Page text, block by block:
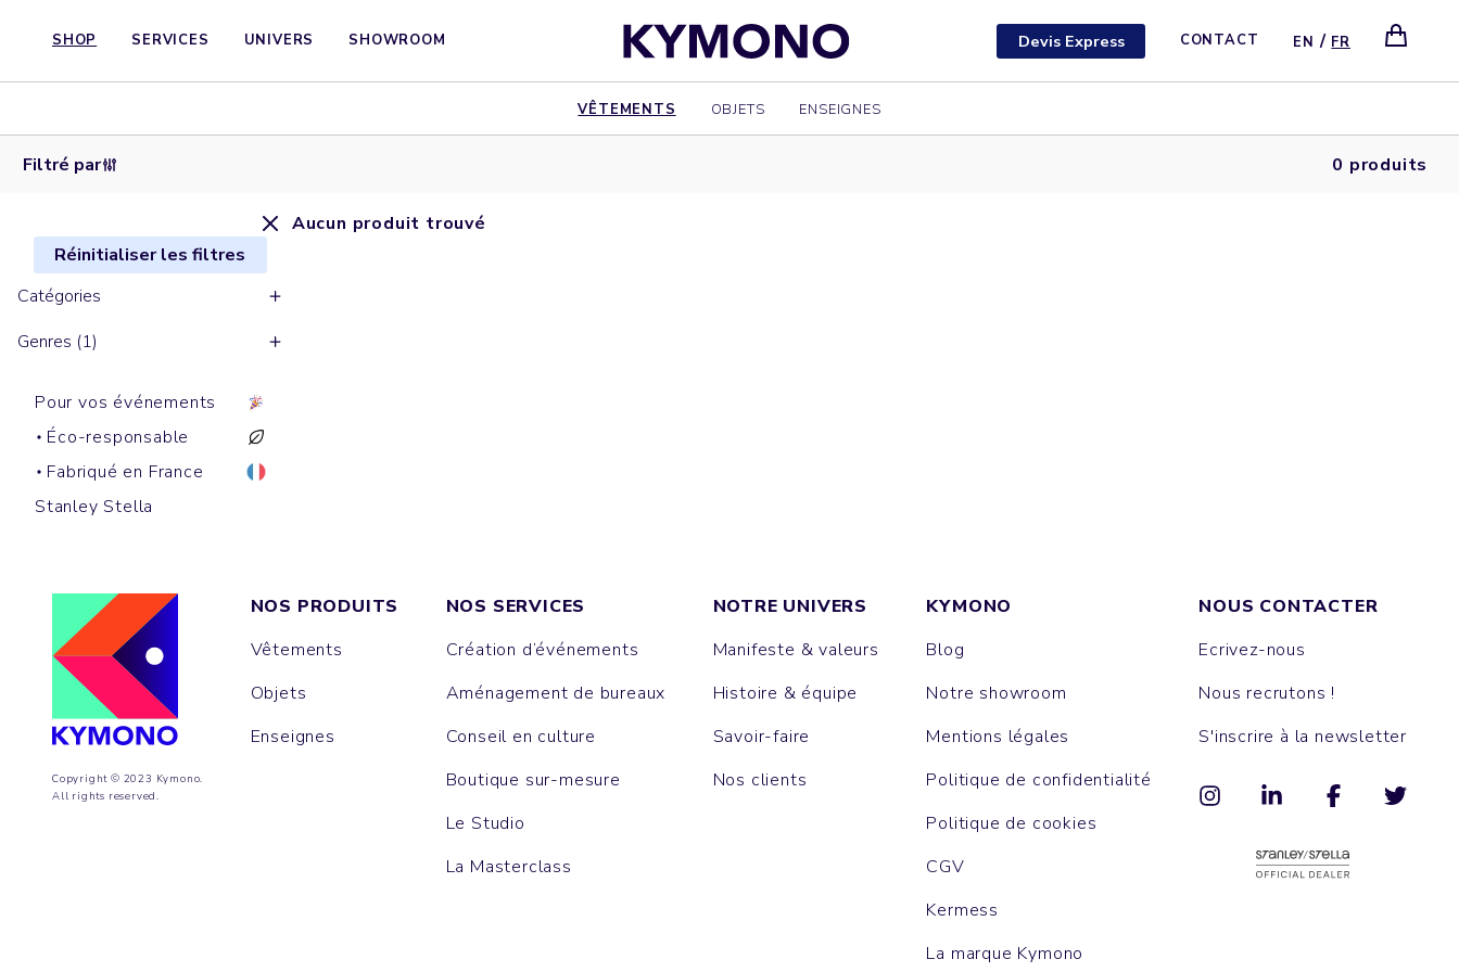
SHOP SERVICES UNIVERS SHOWROOM Devis Express CONTACT EN / FR
VÊTEMENTS OBJETS ENSEIGNES
Filtré par 0 produits
Réinitialiser les filtres
Catégories
Genres (1)
Pour vos événements
Éco-responsable
Fabriqué en France
Stanley Stella
Aucun produit trouvé
Copyright © 2023 Kymono.
All rights reserved.
NOS PRODUITS
Vêtements
Objets
Enseignes
NOS SERVICES
Création d’événements
Aménagement de bureaux
Conseil en culture
Boutique sur-mesure
Le Studio
La Masterclass
NOTRE UNIVERS
Manifeste & valeurs
Histoire & équipe
Savoir-faire
Nos clients
KYMONO
Blog
Notre showroom
Mentions légales
Politique de confidentialité
Politique de cookies
CGV
Kermess
La marque Kymono
NOUS CONTACTER
Ecrivez-nous
Nous recrutons !
S'inscrire à la newsletter